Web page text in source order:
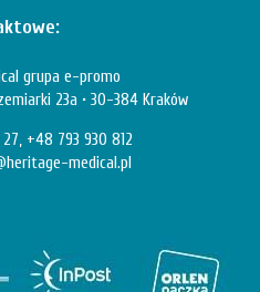
grupa e-promo
23a • 30-384 Kraków
+48 793 930 812
medical.pl